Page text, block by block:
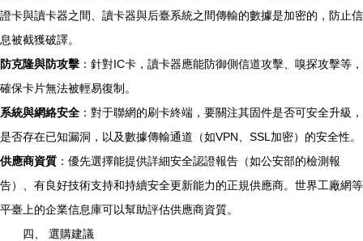
證卡與讀卡器之間、讀卡器與后臺系統之間傳輸的數據是加密的，防止信
息被截獲破譯。
防克隆與防攻擊 ：針對IC卡，讀卡器應能防御側信道攻擊、嗅探攻擊等，
確保卡片無法被輕易復制。
系統與網絡安全 ：對于聯網的刷卡終端，要關注其固件是否可安全升級，
是否存在已知漏洞，以及數據傳輸通道（如VPN、SSL加密）的安全性。
供應商資質 ：優先選擇能提供詳細安全認證報告（如公安部的檢測報
告）、有良好技術支持和持續安全更新能力的正規供應商。世界工廠網等
平臺上的企業信息庫可以幫助評估供應商資質。
四、 選購建議